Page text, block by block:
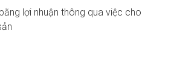
lợi nhuận thông qua việc cho